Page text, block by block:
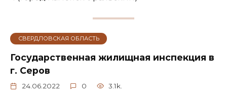
СВЕРДЛОВСКАЯ ОБЛАСТЬ
Государственная жилищная инспекция в
г. Серов
24.06.2022 0 3.1k.